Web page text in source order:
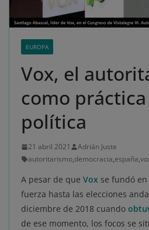
EUROPA
Vox, el
como
política
21 abril 2021
Adrián Juste
autoritarismo,democracia,españa,
A pesar de que Vox se fundó
fuerza hasta las elecciones
diciembre de 2018 cuando
de ese momento, los focos se